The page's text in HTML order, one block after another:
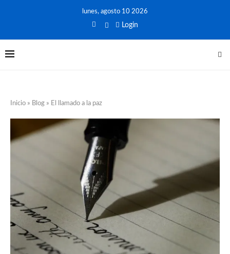
lunes, agosto 10 2026
Login
Inicio » Blog » El llamado a la paz